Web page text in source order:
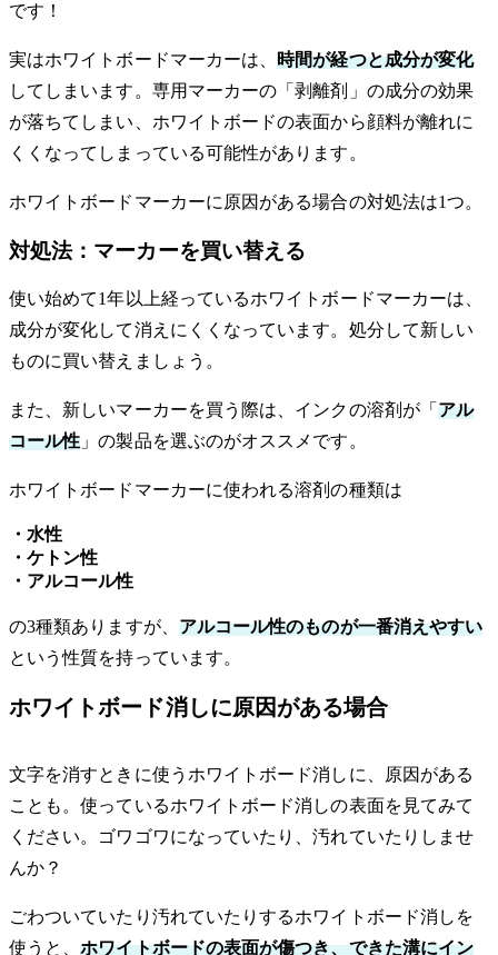
です！
実はホワイトボードマーカーは、時間が経つと成分が変化
してしまいます。専用マーカーの「剥離剤」の成分の効果
が落ちてしまい、ホワイトボードの表面から顔料が離れに
くくなってしまっている可能性があります。
ホワイトボードマーカーに原因がある場合の対処法は1つ。
対処法：マーカーを買い替える
使い始めて1年以上経っているホワイトボードマーカーは、
成分が変化して消えにくくなっています。処分して新しい
ものに買い替えましょう。
また、新しいマーカーを買う際は、インクの溶剤が「 アル
コール性 」の製品を選ぶのがオススメです。
ホワイトボードマーカーに使われる溶剤の種類は
・水性
・ケトン性
・アルコール性
の3種類ありますが、 アルコール性のものが一番消えやすい
という性質を持っています。
ホワイトボード消しに原因がある場合
文字を消すときに使うホワイトボード消しに、原因がある
ことも。使っているホワイトボード消しの表面を見てみて
ください。ゴワゴワになっていたり、汚れていたりしませ
んか？
ごわついていたり汚れていたりするホワイトボード消しを
使うと、ホワイトボードの表面が傷つき、できた溝にイン